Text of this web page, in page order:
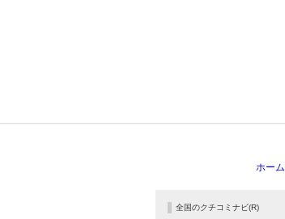
ホーム
全国のクチコミナビ(R)